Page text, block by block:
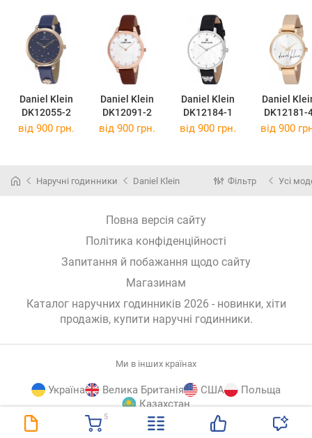
5
Daniel Klein
DK12055-2
Daniel Klein
DK12091-2
Daniel Klein
DK12184-1
Daniel
DK12181-
від 900 грн. від 900 грн. від 900 грн. від 900
Наручні годинники Daniel Klein Фільтр Усі
Повна версія сайту
Політика конфіденційності
Запитання й побажання щодо сайту
Магазинам
Каталог наручних годинників 2026 - новинки, хіти
продажів, купити наручні годинники.
Ми в інших країнах
Україна Велика Британія США
Польща
Казахстан